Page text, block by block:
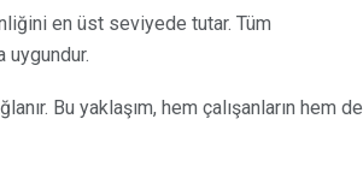
en üst seviyede tutar. Tüm
uygundur.
Bu yaklaşım, hem çalışanların hem de